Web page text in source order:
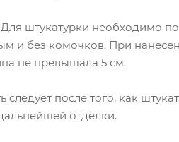
штукатурки необходимо
и без комочков. При
не превышала 5 см.
после того, как
отделки.